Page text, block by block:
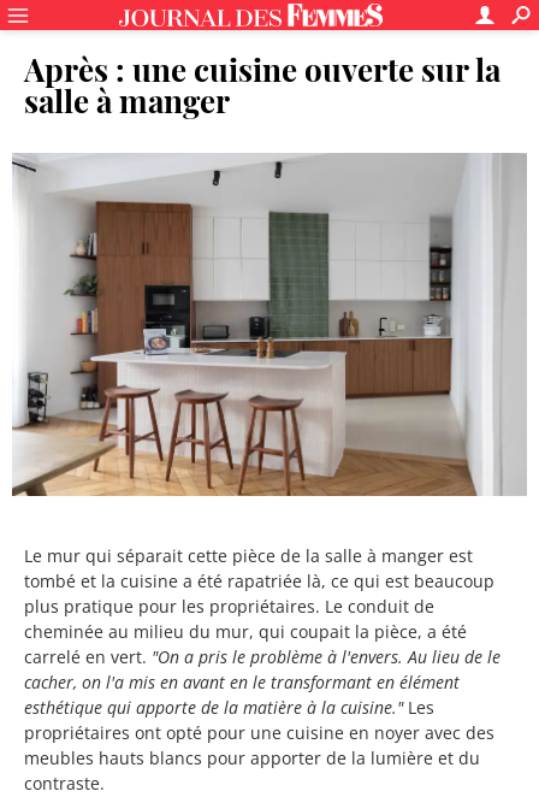
Après : une cuisine ouverte sur la
salle à manger
Le mur qui séparait cette pièce de la salle à manger est
tombé et la cuisine a été rapatriée là, ce qui est beaucoup
plus pratique pour les propriétaires. Le conduit de
cheminée au milieu du mur, qui coupait la pièce, a été
carrelé en vert. "On a pris le problème à l'envers. Au lieu de le
cacher, on l'a mis en avant en le transformant en élément
esthétique qui apporte de la matière à la cuisine."Les
propriétaires ont opté pour une cuisine en noyer avec des
meubles hauts blancs pour apporter de la lumière et du
contraste.